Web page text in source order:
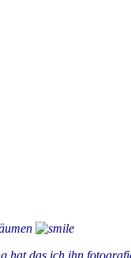
hat das ich ihn